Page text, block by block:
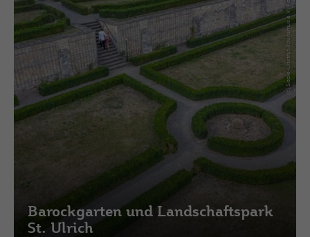
(c) Saale-Unstrut-Tourismus e.V., Falko Matte
Barockgarten und Landschaftspark
St. Ulrich